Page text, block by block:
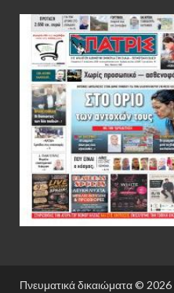
Πνευματικά δικαιώματα © 2026